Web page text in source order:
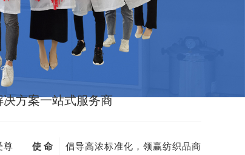
方案一站式服务商
尊
使 命
倡导高浓标准化，领赢纺织品商